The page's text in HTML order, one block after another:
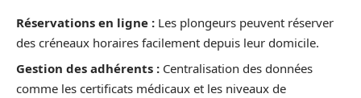
Réservations en ligne : Les plongeurs peuvent réserver
des créneaux horaires facilement depuis leur domicile.
Gestion des adhérents : Centralisation des données
comme les certificats médicaux et les niveaux de